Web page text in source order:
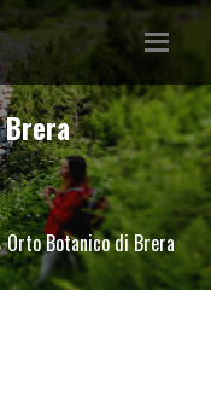
Orto Botanico di Brera